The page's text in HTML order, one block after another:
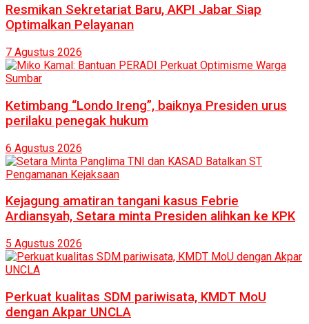
Resmikan Sekretariat Baru, AKPI Jabar Siap
Optimalkan Pelayanan
7 Agustus 2026
Ketimbang “Londo Ireng”, baiknya Presiden urus
perilaku penegak hukum
6 Agustus 2026
Kejagung amatiran tangani kasus Febrie
Ardiansyah, Setara minta Presiden alihkan ke KPK
5 Agustus 2026
Perkuat kualitas SDM pariwisata, KMDT MoU
dengan Akpar UNCLA